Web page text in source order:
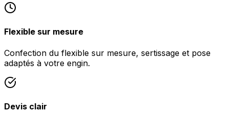
Flexible sur mesure
Confection du flexible sur mesure, sertissage et pose
adaptés à votre engin.
Devis clair